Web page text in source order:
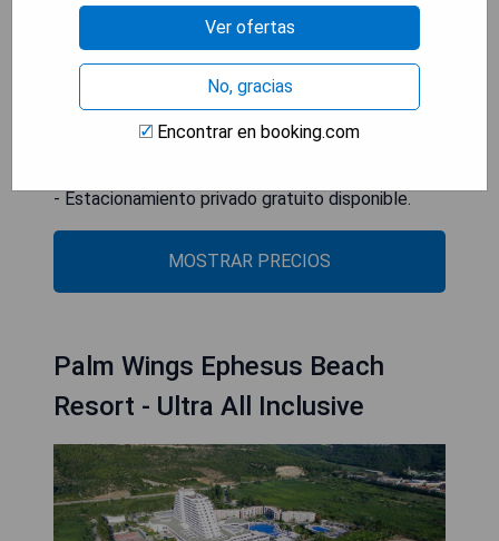
- Ubicación ideal frente al mar.
- Descuentos en restaurantes para estancias
prolongadas.
- Amplias instalaciones recreativas incluyendo
- Servicio integral con spa y opciones culinarias
- Estacionamiento privado gratuito disponible.
MOSTRAR PRECIOS
Palm Wings Ephesus Beach
Resort - Ultra All Inclusive
Ver ofertas
No, gracias
Encontrar en booking.com